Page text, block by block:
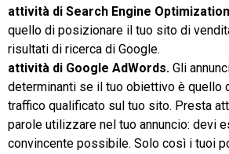
attività di Search Engine
quello di posizionare il tuo sito di
risultati di ricerca di Google.
attività di Google AdWords. Gli
determinanti se il tuo obiettivo è quello
traffico qualificato sul tuo sito. Presta
parole utilizzare nel tuo annuncio: devi
convincente possibile. Solo così i tuoi